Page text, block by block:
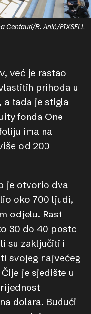
Centauri/R. Anić/PIXSELL
već je rastao
prihoda u
a tada je stigla
fonda One
ima na
od 200
je otvorio dva
oko 700 ljudi,
odjelu. Rast
30 do 40 posto
su zaključiti i
svojeg najvećeg
je sjedište u
dolara. Budući